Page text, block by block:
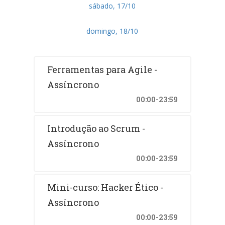
sábado, 17/10
domingo, 18/10
Ferramentas para Agile -
Assíncrono
00:00-23:59
Introdução ao Scrum -
Assíncrono
00:00-23:59
Mini-curso: Hacker Ético -
Assíncrono
00:00-23:59